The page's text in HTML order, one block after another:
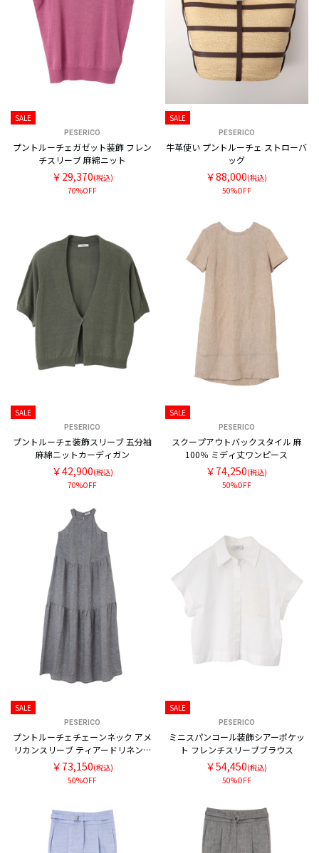
SALE
PESERICO
プントルーチェガゼット装飾 フレン
チスリーブ 麻綿ニット
￥29,370(税込)
70%OFF
SALE
PESERICO
牛革使い プントルーチェ ストローバ
ッグ
￥88,000(税込)
50%OFF
SALE
PESERICO
プントルーチェ装飾スリーブ 五分袖
麻綿ニットカーディガン
￥42,900(税込)
70%OFF
SALE
PESERICO
スクープアウトバックスタイル 麻
100％ ミディ丈ワンピース
￥74,250(税込)
50%OFF
SALE
PESERICO
プントルーチェチェーンネック アメ
リカンスリーブ ティアードリネンワ
ンピース
￥73,150(税込)
50%OFF
SALE
PESERICO
ミニスパンコール装飾シアーポケッ
ト フレンチスリーブブラウス
￥54,450(税込)
50%OFF